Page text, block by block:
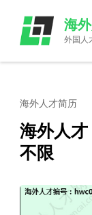
content
(Press
海
外国人
海外人才简历
海外人
不限